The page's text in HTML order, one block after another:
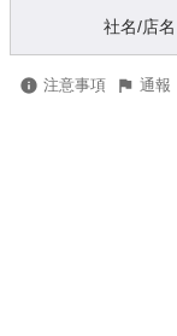
社名/店名
注意事項 通報